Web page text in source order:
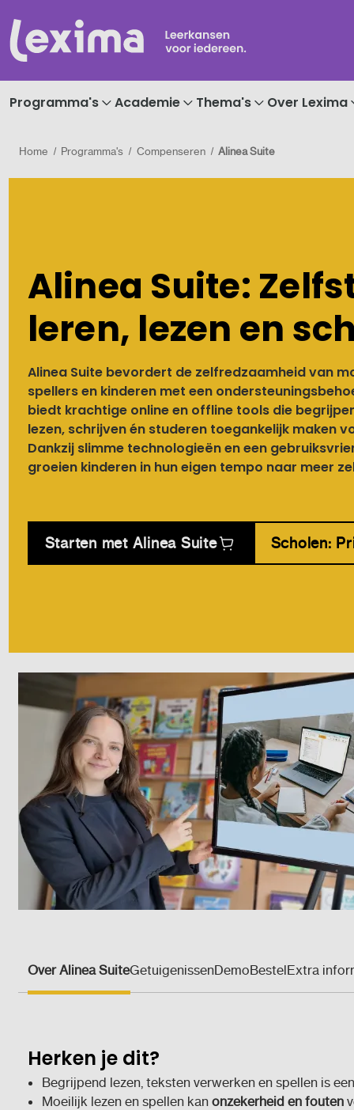
Programma's Academie Thema's Over Lexima
Home Programma's Compenseren Alinea Suite
Alinea Suite:
leren, lezen en
Alinea Suite bevordert de zelfredzaamheid van
spellers en kinderen met een
biedt krachtige online en offline tools die
lezen, schrijven én studeren toegankelijk maken
Dankzij slimme technologieën en een
groeien kinderen in hun eigen tempo naar meer
Starten met Alinea Suite Scholen:
Over Alinea SuiteGetuigenissenDemoBestelExtra
Herken je dit?
Begrijpend lezen, teksten verwerken en spellen is
Moeilijk lezen en spellen kan onzekerheid en fouten